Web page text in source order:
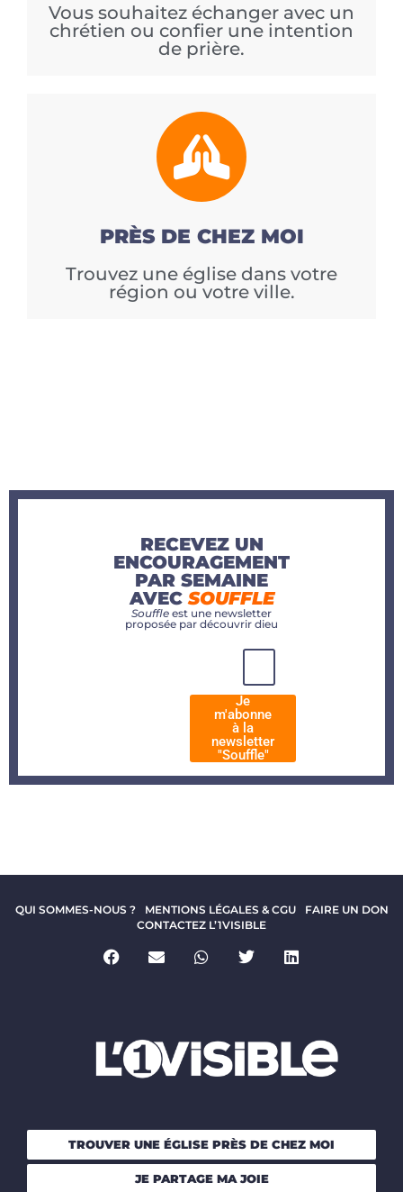
Vous souhaitez échanger avec un
chrétien ou confier une intention
de prière.
PRÈS DE CHEZ MOI
Trouvez une église dans votre
région ou votre ville.
RECEVEZ UN
ENCOURAGEMENT
PAR SEMAINE
AVECSOUFFLE
Souffle est une newsletter
proposée par découvrir dieu
Je
m'abonne
à la
newsletter
"Souffle"
QUI SOMMES-NOUS ? MENTIONS LÉGALES & CGU
FAIRE UN DON
CONTACTEZ L’1VISIBLE
TROUVER UNE ÉGLISE PRÈS DE CHEZ MOI
JE PARTAGE MA JOIE